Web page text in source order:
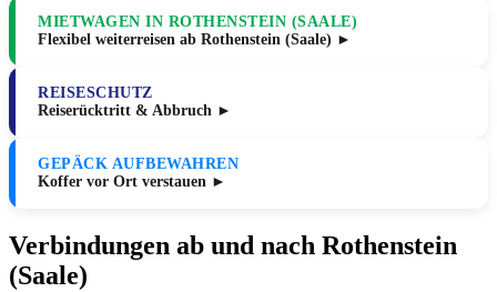
MIETWAGEN IN ROTHENSTEIN (SAALE)
Flexibel weiterreisen ab Rothenstein (Saale) ►
REISESCHUTZ
Reiserücktritt & Abbruch ►
GEPÄCK AUFBEWAHREN
Koffer vor Ort verstauen ►
Verbindungen ab und nach Rothenstein
(Saale)